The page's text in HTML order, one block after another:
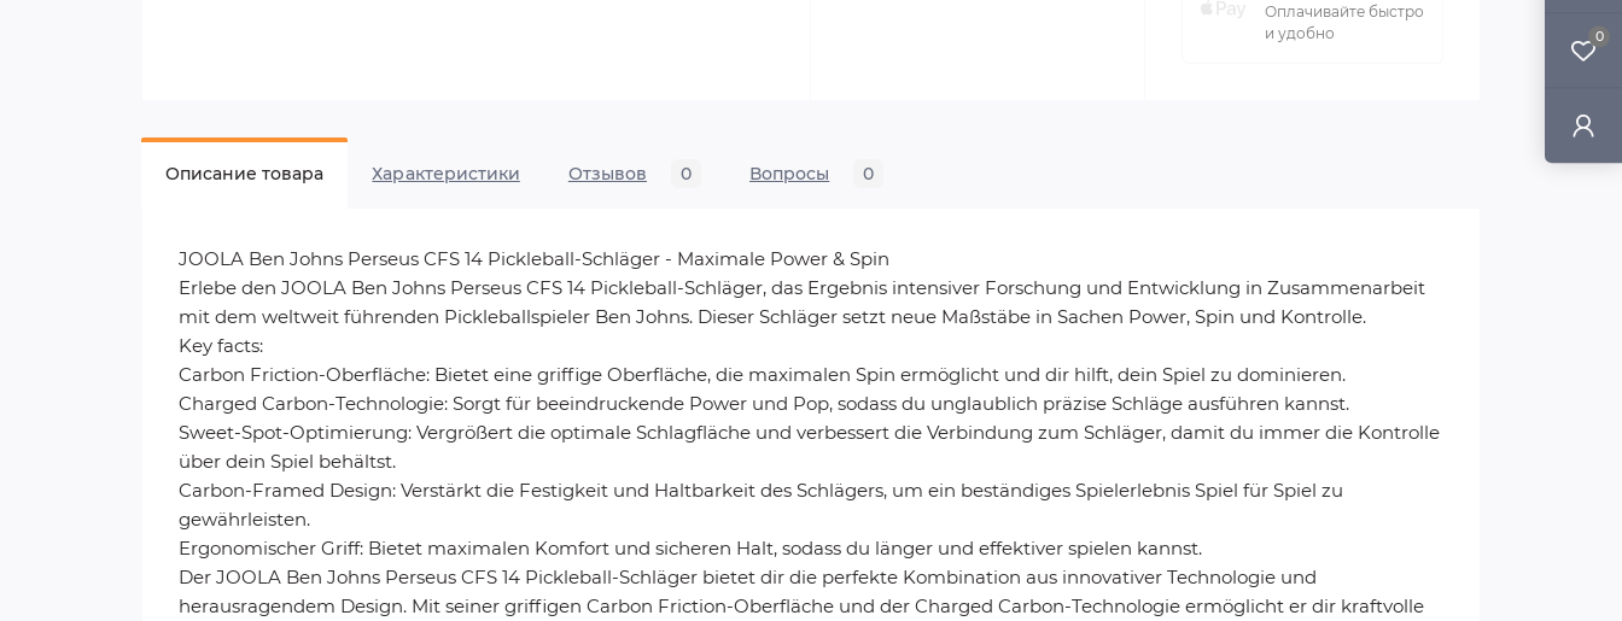
0
Оплачивайте быстро
и удобно
Описание товара Характеристики Отзывов 0 Вопросы 0
JOOLA Ben Johns Perseus CFS 14 Pickleball-Schläger - Maximale Power & Spin
Erlebe den JOOLA Ben Johns Perseus CFS 14 Pickleball-Schläger, das Ergebnis intensiver Forschung und Entwicklung in Zusammenarbeit
mit dem weltweit führenden Pickleballspieler Ben Johns. Dieser Schläger setzt neue Maßstäbe in Sachen Power, Spin und Kontrolle.
Key facts:
Carbon Friction-Oberfläche: Bietet eine griffige Oberfläche, die maximalen Spin ermöglicht und dir hilft, dein Spiel zu dominieren.
Charged Carbon-Technologie: Sorgt für beeindruckende Power und Pop, sodass du unglaublich präzise Schläge ausführen kannst.
Sweet-Spot-Optimierung: Vergrößert die optimale Schlagfläche und verbessert die Verbindung zum Schläger, damit du immer die Kontrolle
über dein Spiel behältst.
Carbon-Framed Design: Verstärkt die Festigkeit und Haltbarkeit des Schlägers, um ein beständiges Spielerlebnis Spiel für Spiel zu
gewährleisten.
Ergonomischer Griff: Bietet maximalen Komfort und sicheren Halt, sodass du länger und effektiver spielen kannst.
Der JOOLA Ben Johns Perseus CFS 14 Pickleball-Schläger bietet dir die perfekte Kombination aus innovativer Technologie und
herausragendem Design. Mit seiner griffigen Carbon Friction-Oberfläche und der Charged Carbon-Technologie ermöglicht er dir kraftvolle